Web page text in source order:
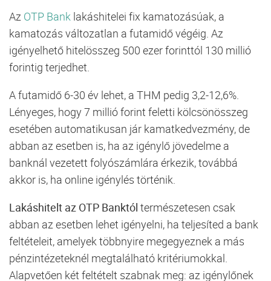
Az OTP Bank lakáshitelei fix kamatozásúak, a
kamatozás változatlan a futamidő végéig. Az
igényelhető hitelösszeg 500 ezer forinttól 130 millió
forintig terjedhet.
A futamidő 6-30 év lehet, a THM pedig 3,2-12,6%.
Lényeges, hogy 7 millió forint feletti kölcsönösszeg
esetében automatikusan jár kamatkedvezmény, de
abban az esetben is, ha az igénylő jövedelme a
banknál vezetett folyószámlára érkezik, továbbá
akkor is, ha online igénylés történik.
Lakáshitelt az OTP Banktól természetesen csak
abban az esetben lehet igényelni, ha teljesíted a bank
feltételeit, amelyek többnyire megegyeznek a más
pénzintézeteknél megtalálható kritériumokkal.
Alapvetően két feltételt szabnak meg: az igénylőnek